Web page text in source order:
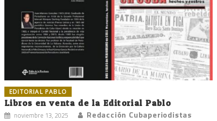
EDITORIAL PABLO
Libros en venta de la Editorial Pablo
noviembre 13, 2025 Redacción Cubaperiodistas